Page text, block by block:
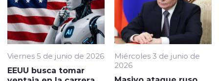
Viernes 5 de junio de 2026
EEUU busca tomar
Miércoles 3 de junio de
2026